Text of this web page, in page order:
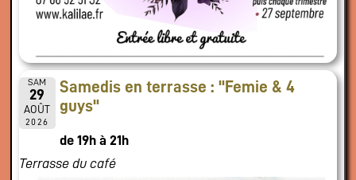
SAM
29
AOÛT
2026
Samedis en terrasse : "Femie & 4
guys"
de 19h à 21h
Terrasse du café